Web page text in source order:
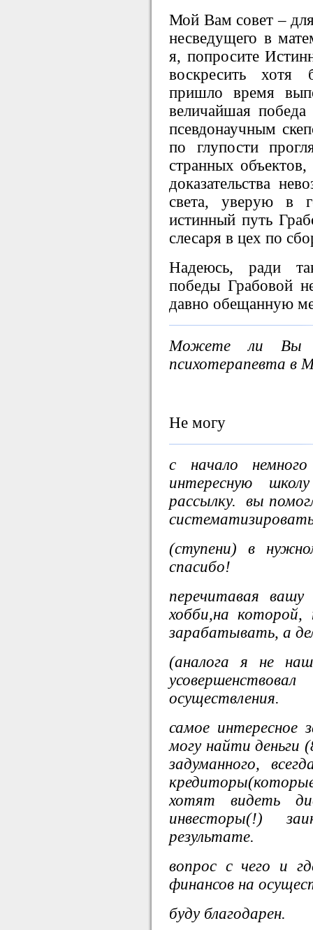
Мой Вам совет –
несведущего в
я, попросите
воскресить
пришло время
величайшая
псевдонаучным
по глупости
странных
доказательства
света, уверую в
истинный путь
слесаря в цех по
Надеюсь, ради
победы Грабовой
давно обещанную
Можете ли Вы
психотерапевта в
Не могу
с начало немного
интересную
рассылку. вы
(ступени) в
спасибо!
перечитавая
хобби,на
зарабатывать, а
(аналога я не
осуществления.
самое
могу найти деньги
задуманного,
хотят видеть
инвесторы(!)
результате.
вопрос с чего и
финансов на
буду благодарен.